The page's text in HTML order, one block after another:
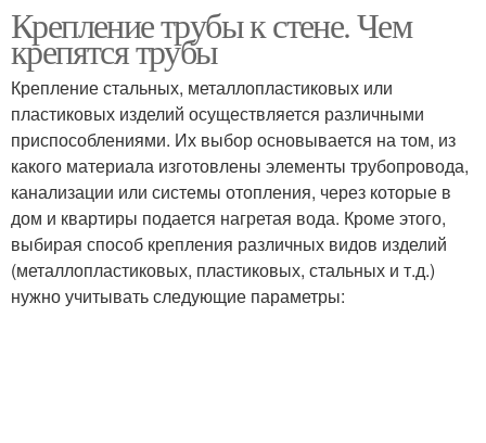
Крепление трубы к стене. Чем
крепятся трубы
Крепление стальных, металлопластиковых или
пластиковых изделий осуществляется различными
приспособлениями. Их выбор основывается на том, из
какого материала изготовлены элементы трубопровода,
канализации или системы отопления, через которые в
дом и квартиры подается нагретая вода. Кроме этого,
выбирая способ крепления различных видов изделий
(металлопластиковых, пластиковых, стальных и т.д.)
нужно учитывать следующие параметры: